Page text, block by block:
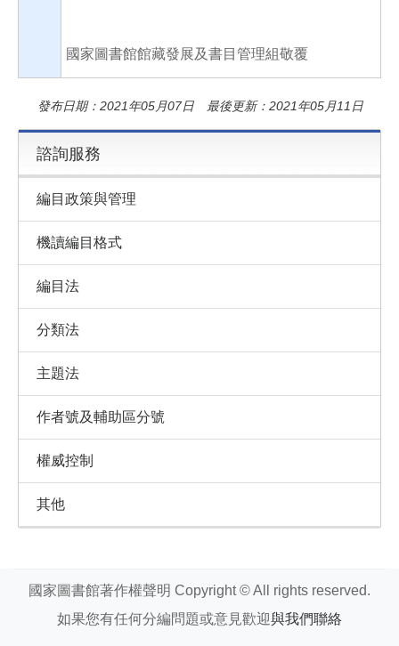
國家圖書館館藏發展及書目管理組敬覆
發布日期：2021年05月07日 最後更新：2021年05月11日
諮詢服務
編目政策與管理
機讀編目格式
編目法
分類法
主題法
作者號及輔助區分號
權威控制
其他
國家圖書館著作權聲明 Copyright © All rights reserved.
如果您有任何分編問題或意見歡迎與我們聯絡